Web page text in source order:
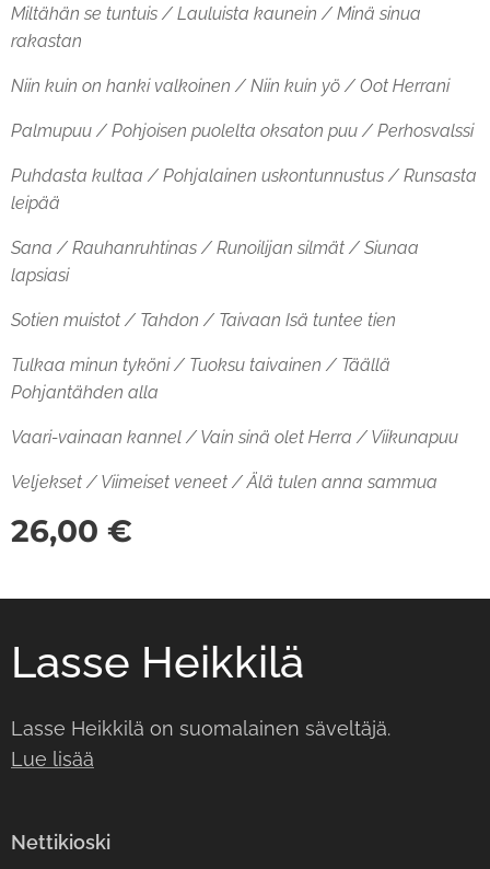
Miltähän se tuntuis / Lauluista kaunein / Minä sinua
rakastan
Niin kuin on hanki valkoinen / Niin kuin yö / Oot Herrani
Palmupuu / Pohjoisen puolelta oksaton puu / Perhosvalssi
Puhdasta kultaa / Pohjalainen uskontunnustus / Runsasta
leipää
Sana / Rauhanruhtinas / Runoilijan silmät / Siunaa
lapsiasi
Sotien muistot / Tahdon / Taivaan Isä tuntee tien
Tulkaa minun tyköni / Tuoksu taivainen / Täällä
Pohjantähden alla
Vaari-vainaan kannel / Vain sinä olet Herra / Viikunapuu
Veljekset / Viimeiset veneet / Älä tulen anna sammua
26,00 €
Lasse Heikkilä
Lasse Heikkilä on suomalainen säveltäjä.
Lue lisää
Nettikioski